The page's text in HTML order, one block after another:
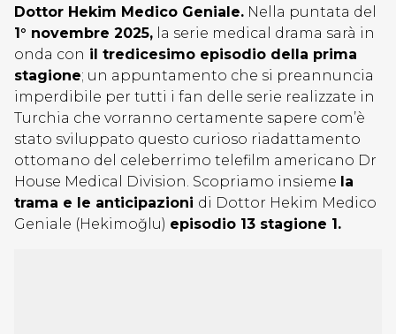
Dottor Hekim Medico Geniale. Nella puntata del
1° novembre 2025, la serie medical drama sarà in
onda con il tredicesimo episodio della prima
stagione; un appuntamento che si preannuncia
imperdibile per tutti i fan delle serie realizzate in
Turchia che vorranno certamente sapere com’è
stato sviluppato questo curioso riadattamento
ottomano del celeberrimo telefilm americano Dr
House Medical Division. Scopriamo insieme la
trama e le anticipazioni di Dottor Hekim Medico
Geniale (Hekimoğlu) episodio 13 stagione 1.